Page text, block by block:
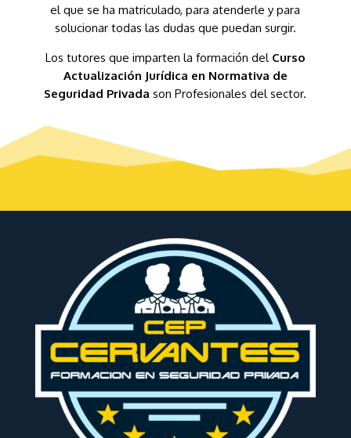
el que se ha matriculado, para atenderle y para
solucionar todas las dudas que puedan surgir.
Los tutores que imparten la formación del Curso
Actualización Jurídica en Normativa de
Seguridad Privadason Profesionales del sector.